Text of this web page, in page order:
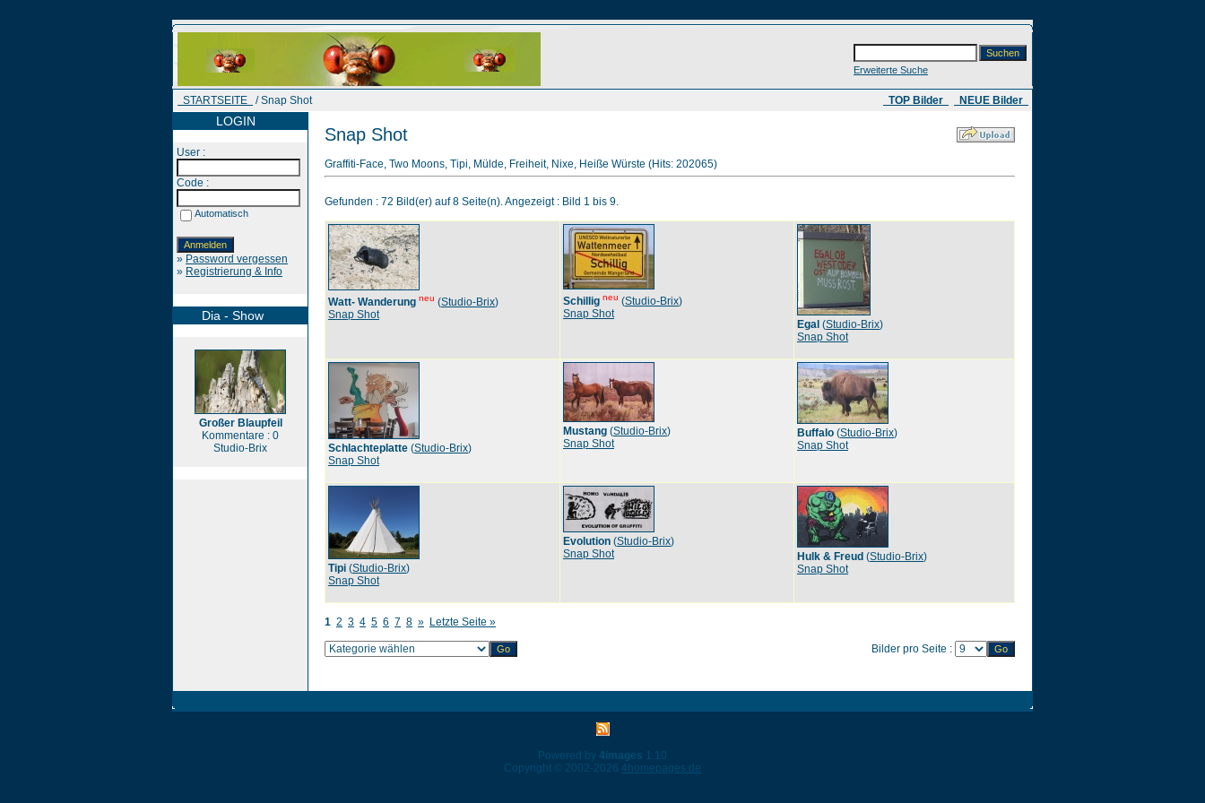
Erweiterte Suche
STARTSEITE / Snap Shot ​ TOP Bilder NEUE Bilder
LOGIN
User :
Code :
Automatisch
» Password vergessen
» Registrierung & Info
Dia - Show
Großer Blaupfeil
Kommentare : 0
Studio-Brix
Snap Shot
Graffiti-Face, Two Moons, Tipi, Mülde, Freiheit, Nixe, Heiße Würste (Hits: 202065)
Gefunden : 72 Bild(er) auf 8 Seite(n). Angezeigt : Bild 1 bis 9.
Watt- Wanderung neu (Studio-Brix)
Snap Shot
Schillig neu (Studio-Brix)
Snap Shot
Egal (Studio-Brix)
Snap Shot
Schlachteplatte (Studio-Brix)
Snap Shot
Mustang (Studio-Brix)
Snap Shot
Buffalo (Studio-Brix)
Snap Shot
Tipi (Studio-Brix)
Snap Shot
Evolution (Studio-Brix)
Snap Shot
Hulk & Freud (Studio-Brix)
Snap Shot
1 2 3 4 5 6 7 8 » Letzte Seite »
Bilder pro Seite :
Powered by 4images 1.10
Copyright © 2002-2026 4homepages.de